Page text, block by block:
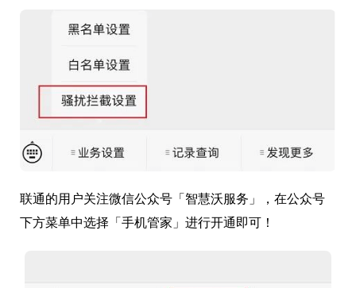
联通的用户关注微信公众号「智慧沃服务」，在公众号
下方菜单中选择「手机管家」进行开通即可！